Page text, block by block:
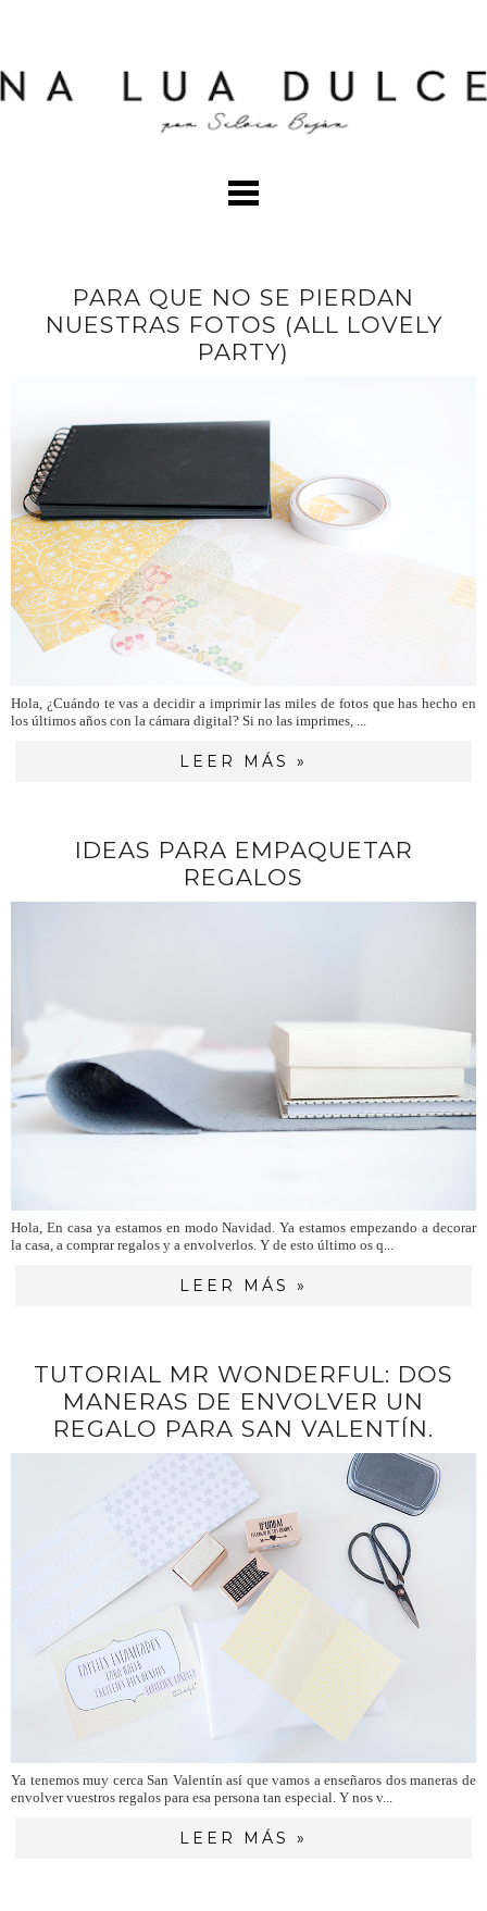
PARA QUE NO SE PIERDAN
NUESTRAS FOTOS (ALL LOVELY
PARTY)
Hola, ¿Cuándo te vas a decidir a imprimir las miles de fotos que has hecho en
los últimos años con la cámara digital? Si no las imprimes, ...
LEER MÁS »
IDEAS PARA EMPAQUETAR
REGALOS
Hola, En casa ya estamos en modo Navidad. Ya estamos empezando a decorar
la casa, a comprar regalos y a envolverlos. Y de esto último os q...
LEER MÁS »
TUTORIAL MR WONDERFUL: DOS
MANERAS DE ENVOLVER UN
REGALO PARA SAN VALENTÍN.
Ya tenemos muy cerca San Valentín así que vamos a enseñaros dos maneras de
envolver vuestros regalos para esa persona tan especial. Y nos v...
LEER MÁS »